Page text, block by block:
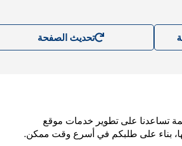
تحديث الصفحة
تساعدنا على تطوير خدمات موقع
بناء على طلبكم في أسرع وقت ممكن.